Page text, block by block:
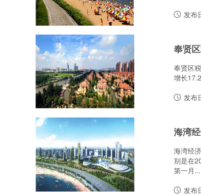
发布
奉贤
奉贤区
增长
发布
海湾
海湾经
别是在
第一月
发布